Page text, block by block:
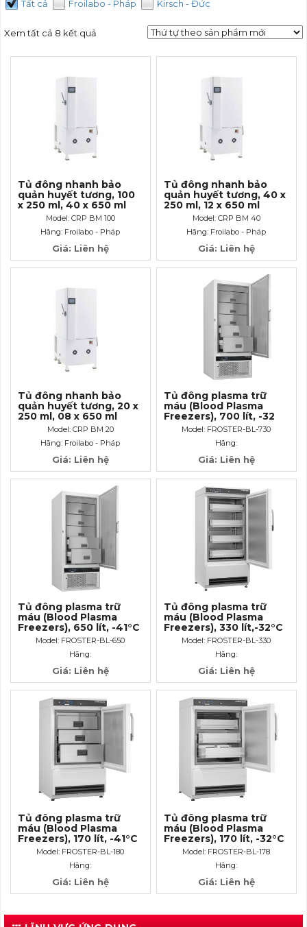
Tất cả Froilabo - Pháp Kirsch - Đức
Xem tất cả 8 kết quả
Tủ đông nhanh bảo
quản huyết tương, 100
x 250 ml, 40 x 650 ml
Model: CRP BM 100
Hãng: Froilabo - Pháp
Giá: Liên hệ
Tủ đông nhanh bảo
quản huyết tương, 40 x
250 ml, 12 x 650 ml
Model: CRP BM 40
Hãng: Froilabo - Pháp
Giá: Liên hệ
Tủ đông nhanh bảo
quản huyết tương, 20 x
250 ml, 08 x 650 ml
Model: CRP BM 20
Hãng: Froilabo - Pháp
Giá: Liên hệ
Tủ đông plasma trữ
máu (Blood Plasma
Freezers), 700 lít, -32
Model: FROSTER-BL-730
Hãng:
Giá: Liên hệ
Tủ đông plasma trữ
máu (Blood Plasma
Freezers), 650 lít, -41°C
Model: FROSTER-BL-650
Hãng:
Giá: Liên hệ
Tủ đông plasma trữ
máu (Blood Plasma
Freezers), 330 lít,-32°C
Model: FROSTER-BL-330
Hãng:
Giá: Liên hệ
Tủ đông plasma trữ
máu (Blood Plasma
Freezers), 170 lít, -41°C
Model: FROSTER-BL-180
Hãng:
Giá: Liên hệ
Tủ đông plasma trữ
máu (Blood Plasma
Freezers), 170 lít, -32°C
Model: FROSTER-BL-178
Hãng:
Giá: Liên hệ